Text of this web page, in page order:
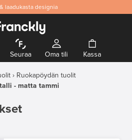
& laadukasta designia
Seuraa Oma tili Kassa
Ruokapöydän tuolit
- matta tammi